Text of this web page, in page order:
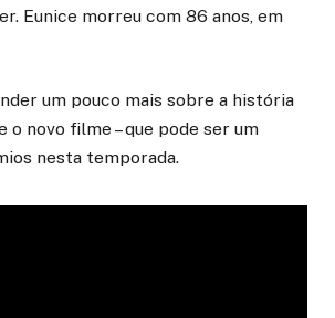
Eunice morreu com 86 anos, em
um pouco mais sobre a história
o novo filme – que pode ser um
nesta temporada.